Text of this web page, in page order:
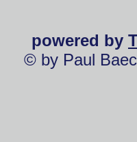
powered by
© by Paul